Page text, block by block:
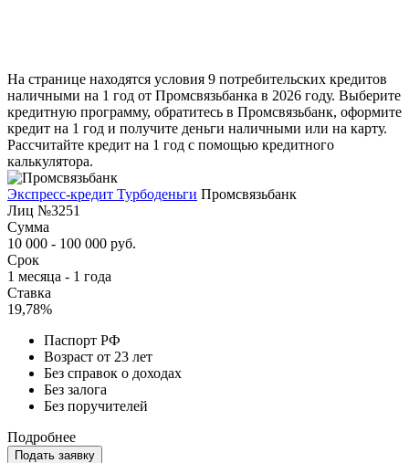
На странице находятся условия 9 потребительских кредитов
наличными на 1 год от Промсвязьбанка в 2026 году. Выберите
кредитную программу, обратитесь в Промсвязьбанк, оформите
кредит на 1 год и получите деньги наличными или на карту.
Рассчитайте кредит на 1 год с помощью кредитного
калькулятора.
Экспресс-кредит Турбоденьги Промсвязьбанк
Лиц №3251
Сумма
10 000 - 100 000 руб.
Срок
1 месяца - 1 года
Ставка
19,78%
Паспорт РФ
Возраст от 23 лет
Без справок о доходах
Без залога
Без поручителей
Подробнее
Подать заявку